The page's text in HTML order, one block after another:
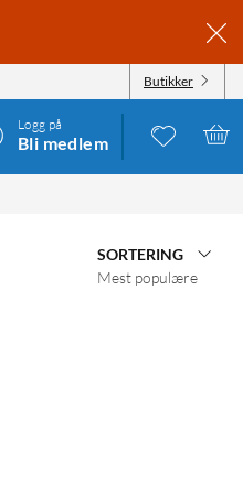
Butikker
Logg på
Bli medlem
SORTERING
Mest populære